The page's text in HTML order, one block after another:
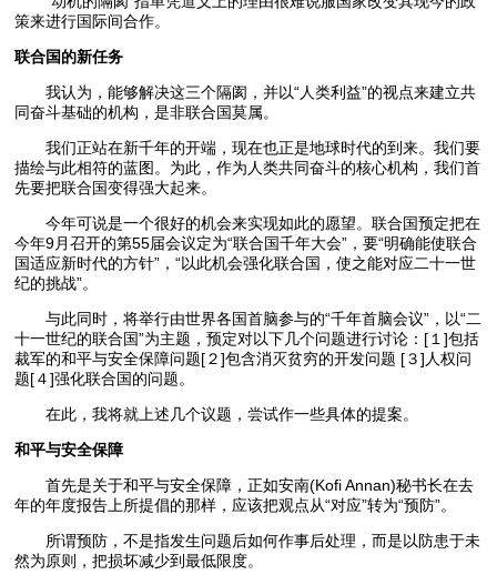
策来进行国际间合作。
联合国的新任务
我认为，能够解决这三个隔阂，并以“人类利益”的视点来建立共
同奋斗基础的机构，是非联合国莫属。
我们正站在新千年的开端，现在也正是地球时代的到来。我们要
描绘与此相符的蓝图。为此，作为人类共同奋斗的核心机构，我们首
先要把联合国变得强大起来。
今年可说是一个很好的机会来实现如此的愿望。联合国预定把在
今年9月召开的第55届会议定为“联合国千年大会”，要“明确能使联合
国适应新时代的方针”，“以此机会强化联合国，使之能对应二十一世
纪的挑战”。
与此同时，将举行由世界各国首脑参与的“千年首脑会议”，以“二
十一世纪的联合国”为主题，预定对以下几个问题进行讨论：[１]包括
裁军的和平与安全保障问题[２]包含消灭贫穷的开发问题 [３]人权问
题[４]强化联合国的问题。
在此，我将就上述几个议题，尝试作一些具体的提案。
和平与安全保障
首先是关于和平与安全保障，正如安南(Kofi Annan)秘书长在去
年的年度报告上所提倡的那样，应该把观点从“对应”转为“预防”。
所谓预防，不是指发生问题后如何作事后处理，而是以防患于未
然为原则，把损坏减少到最低限度。